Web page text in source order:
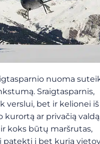
nuoma
Sraigtasparnis,
verslui, bet ir kelionei
ar privačią
ir koks būtų maršrutas,
patekti į bet kurią